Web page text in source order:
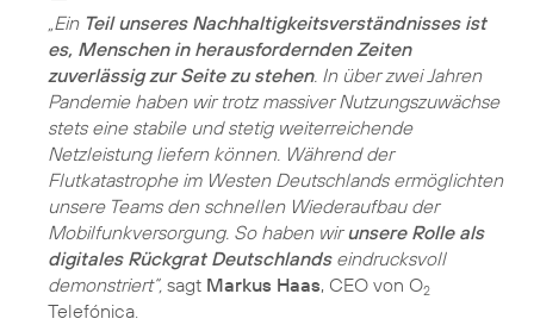
„Ein Teil unseres Nachhaltigkeitsverständnisses ist
es, Menschen in herausfordernden Zeiten
zuverlässig zur Seite zu stehen. In über zwei Jahren
Pandemie haben wir trotz massiver Nutzungszuwächse
stets eine stabile und stetig weiterreichende
Netzleistung liefern können. Während der
Flutkatastrophe im Westen Deutschlands ermöglichten
unsere Teams den schnellen Wiederaufbau der
Mobilfunkversorgung. So haben wirunsere Rolle als
digitales Rückgrat Deutschlandseindrucksvoll
demonstriert“, sagt Markus Haas, CEO von O2
Telefónica.